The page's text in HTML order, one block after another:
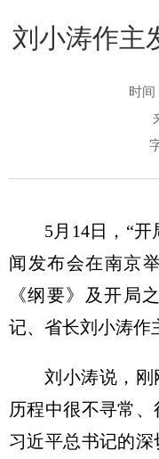
刘小涛作主
时间
5月14日，“开
闻发布会在南京
《纲要》及开局
记、省长刘小涛作
刘小涛说，刚
历程中很不寻常
习近平总书记的